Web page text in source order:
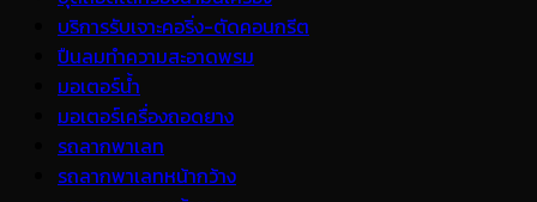
บริการรับเจาะคอริ่ง-ตัดคอนกรีต
ปืนลมทำความสะอาดพรม
มอเตอร์น้ำ
มอเตอร์เครื่องถอดยาง
รถลากพาเลท
รถลากพาเลทหน้ากว้าง